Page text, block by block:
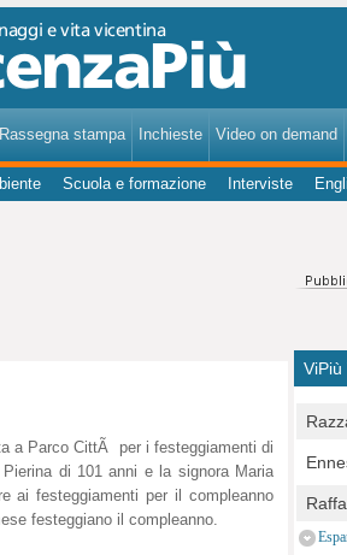
Rassegna stampa Inchieste Video on demand
Scuola e formazione Interviste
a Parco CittÃ per i festeggiamenti di
di 101 anni e la signora Maria
ai festeggiamenti per il compleanno
festeggiano il compleanno.
ViPiù
per
E